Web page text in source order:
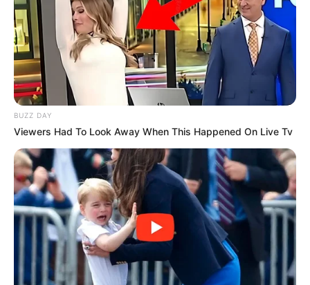
Musik
BUZZ DAY
Viewers Had To Look Away When This Happened On Live Tv